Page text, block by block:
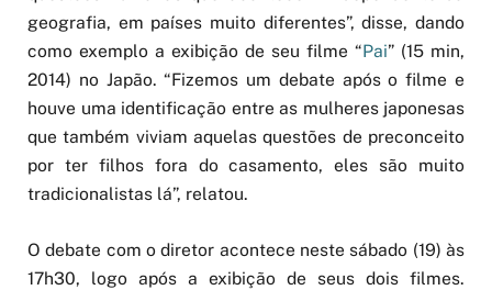
geografia, em países muito diferentes”, disse, dando
como exemplo a exibição de seu filme “Pai” (15 min,
2014) no Japão. “Fizemos um debate após o filme e
houve uma identificação entre as mulheres japonesas
que também viviam aquelas questões de preconceito
por ter filhos fora do casamento, eles são muito
tradicionalistas lá”, relatou.
O debate com o diretor acontece neste sábado (19) às
17h30, logo após a exibição de seus dois filmes.